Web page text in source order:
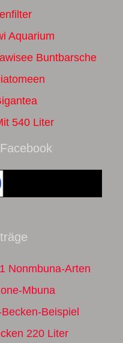
Aquarium
Buntbarsche
540 Liter
Nonmbuna-Arten
Mbuna
Beispiel
220 Liter